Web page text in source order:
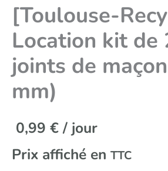
[Toulouse-
Location kit de
joints de
mm)
0,99 €/ jour
Prix affiché en TTC